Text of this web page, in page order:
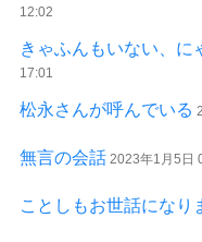
12:02
きゃふんもいない、に
17:01
松永さんが呼んでいる
無言の会話 2023年1月5日
ことしもお世話になり